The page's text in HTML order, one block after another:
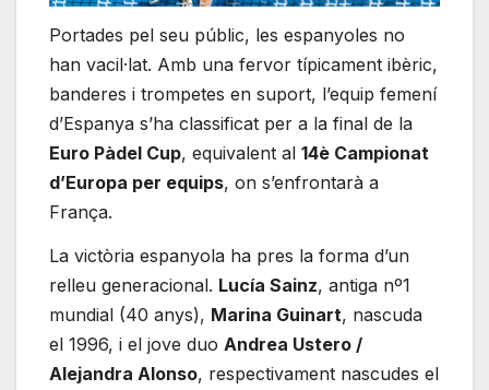
Portades pel seu públic, les espanyoles no
han vacil·lat. Amb una fervor típicament ibèric,
banderes i trompetes en suport, l’equip femení
d’Espanya s’ha classificat per a la final de la
Euro Pàdel Cup, equivalent al 14è Campionat
d’Europa per equips, on s’enfrontarà a
França.
La victòria espanyola ha pres la forma d’un
relleu generacional. Lucía Sainz, antiga nº1
mundial (40 anys), Marina Guinart, nascuda
el 1996, i el jove duo Andrea Ustero /
Alejandra Alonso, respectivament nascudes el